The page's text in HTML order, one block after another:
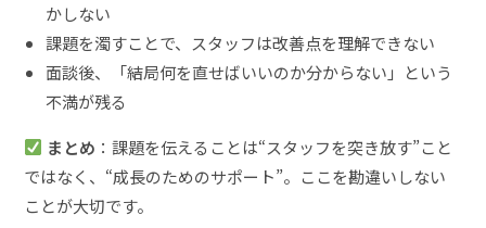
かしない
課題を濁すことで、スタッフは改善点を理解できない
面談後、「結局何を直せばいいのか分からない」という
不満が残る
まとめ ：課題を伝えることは“スタッフを突き放す”こと
ではなく、“成長のためのサポート”。ここを勘違いしない
ことが大切です。